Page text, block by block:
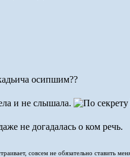
осипшим??
и не слышала.
не догадалась о ком речь.
совсем не обязательно ставить